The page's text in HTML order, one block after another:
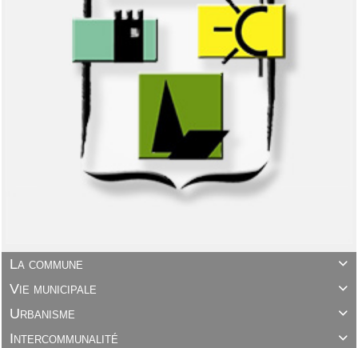

La commune

Vie municipale

Urbanisme

Intercommunalité